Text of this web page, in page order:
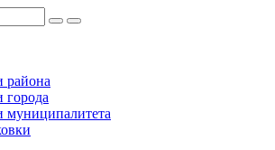
района
города
муниципалитета